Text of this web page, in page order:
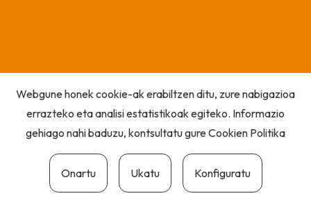
Webgune honek cookie-ak erabiltzen ditu, zure nabigazioa
errazteko eta analisi estatistikoak egiteko. Informazio
gehiago nahi baduzu, kontsultatu gureCookien Politika
Onartu Ukatu Konfiguratu